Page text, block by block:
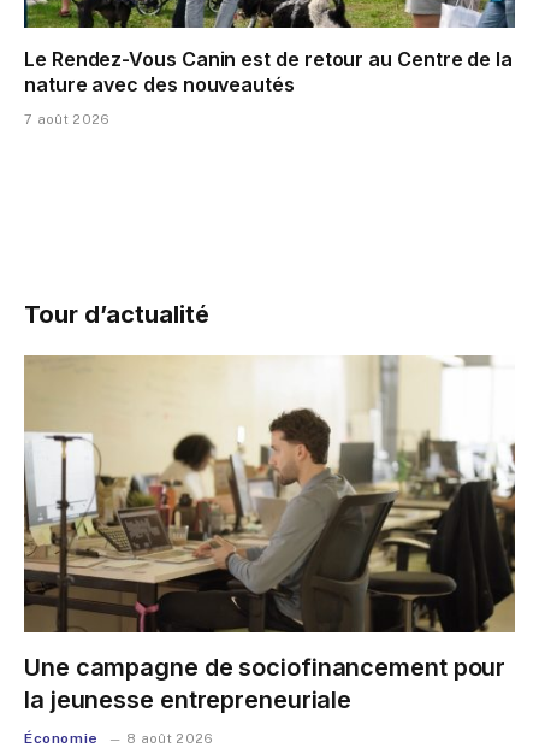
Le Rendez-Vous Canin est de retour au Centre de la
nature avec des nouveautés
7 août 2026
Tour d’actualité
Une campagne de sociofinancement pour
la jeunesse entrepreneuriale
Économie 8 août 2026